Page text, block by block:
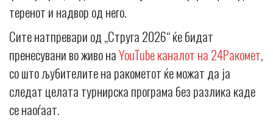
теренот и надвор од него.
Сите натпревари од „Струга 2026“ ќе бидат
пренесувани во живо наYouTube каналот на 24Ракомет,
со што љубителите на ракометот ќе можат да ја
следат целата турнирска програма без разлика каде
се наоѓаат.